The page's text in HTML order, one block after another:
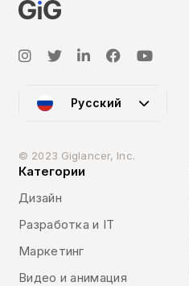
Русский
© 2023 Giglancer, Inc.
Категории
Дизайн
Разработка и IT
Маркетинг
Видео и анимация